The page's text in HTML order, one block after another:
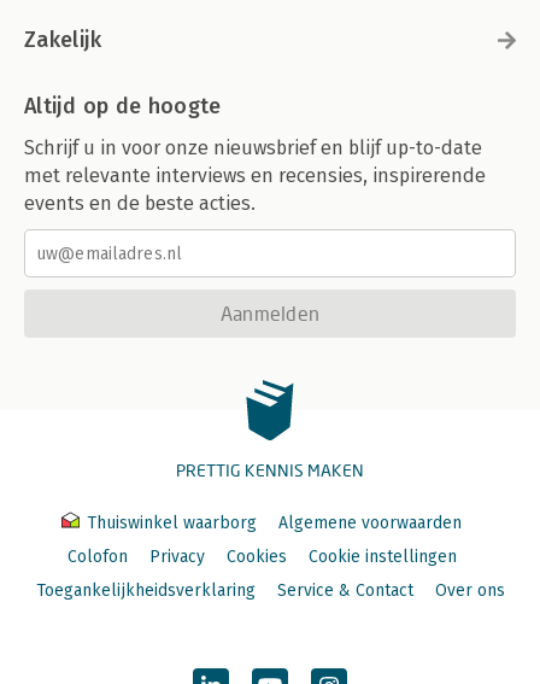
Zakelijk
Altijd op de hoogte
Schrijf u in voor onze nieuwsbrief en blijf up-to-date
met relevante interviews en recensies, inspirerende
events en de beste acties.
Aanmelden
PRETTIG KENNIS MAKEN
Thuiswinkel waarborg
Algemene voorwaarden
Colofon
Privacy Cookies
Cookie instellingen
Toegankelijkheidsverklaring
Service & Contact Over ons